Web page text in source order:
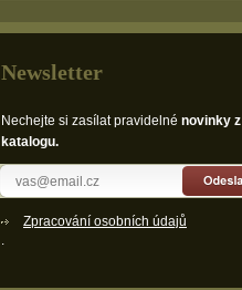
Newsletter
Nechejte si zasílat pravidelné novinky z
katalogu.
Zpracování osobních údajů
.